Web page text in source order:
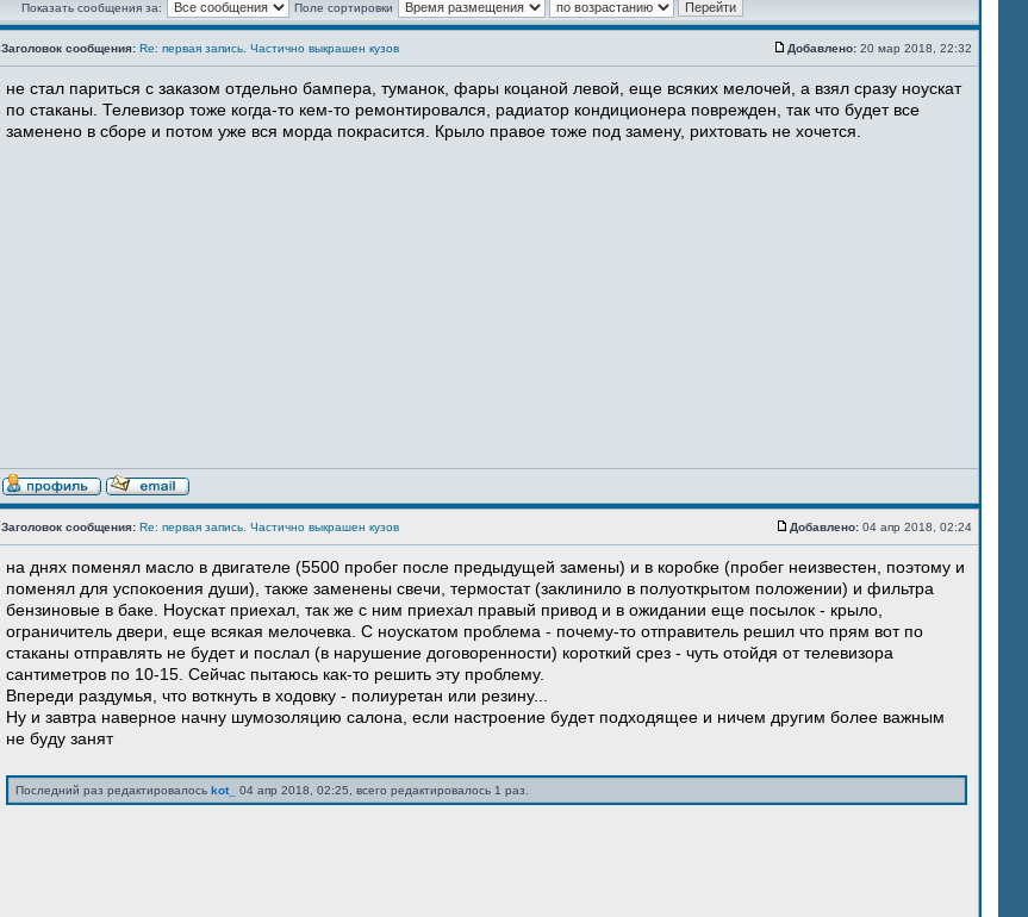
Показать сообщения за: Поле сортировки
Заголовок сообщения: Re: первая запись. Частично выкрашен кузов Добавлено: 20 мар 2018, 22:32
не стал париться с заказом отдельно бампера, туманок, фары коцаной левой, еще всяких мелочей, а взял сразу ноускат
по стаканы. Телевизор тоже когда-то кем-то ремонтировался, радиатор кондиционера поврежден, так что будет все
заменено в сборе и потом уже вся морда покрасится. Крыло правое тоже под замену, рихтовать не хочется.
Заголовок сообщения: Re: первая запись. Частично выкрашен кузов Добавлено: 04 апр 2018, 02:24
на днях поменял масло в двигателе (5500 пробег после предыдущей замены) и в коробке (пробег неизвестен, поэтому и
поменял для успокоения души), также заменены свечи, термостат (заклинило в полуоткрытом положении) и фильтра
бензиновые в баке. Ноускат приехал, так же с ним приехал правый привод и в ожидании еще посылок - крыло,
ограничитель двери, еще всякая мелочевка. С ноускатом проблема - почему-то отправитель решил что прям вот по
стаканы отправлять не будет и послал (в нарушение договоренности) короткий срез - чуть отойдя от телевизора
сантиметров по 10-15. Сейчас пытаюсь как-то решить эту проблему.
Впереди раздумья, что воткнуть в ходовку - полиуретан или резину...
Ну и завтра наверное начну шумозоляцию салона, если настроение будет подходящее и ничем другим более важным
не буду занят
Последний раз редактировалось kot_ 04 апр 2018, 02:25, всего редактировалось 1 раз.